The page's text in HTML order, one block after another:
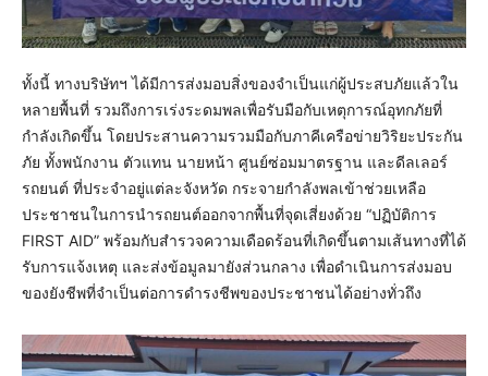
ทั้งนี้ ทางบริษัทฯ ได้มีการส่งมอบสิ่งของจำเป็นแก่ผู้ประสบภัยแล้วใน
หลายพื้นที่ รวมถึงการเร่งระดมพลเพื่อรับมือกับเหตุการณ์อุทกภัยที่
กำลังเกิดขึ้น โดยประสานความรวมมือกับภาคีเครือข่ายวิริยะประกัน
ภัย ทั้งพนักงาน ตัวแทน นายหน้า ศูนย์ซ่อมมาตรฐาน และดีลเลอร์
รถยนต์ ที่ประจำอยู่แต่ละจังหวัด กระจายกำลังพลเข้าช่วยเหลือ
ประชาชนในการนำรถยนต์ออกจากพื้นที่จุดเสี่ยงด้วย “ปฏิบัติการ
FIRST AID” พร้อมกับสำรวจความเดือดร้อนที่เกิดขึ้นตามเส้นทางที่ได้
รับการแจ้งเหตุ และส่งข้อมูลมายังส่วนกลาง เพื่อดำเนินการส่งมอบ
ของยังชีพที่จำเป็นต่อการดำรงชีพของประชาชนได้อย่างทั่วถึง